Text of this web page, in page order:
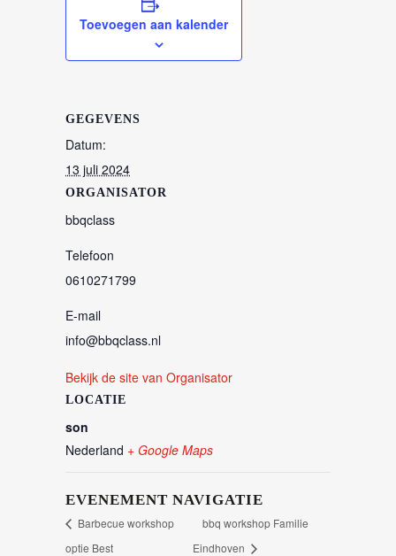
Toevoegen aan kalender
GEGEVENS
Datum:
13 juli 2024
LOCATIE
son
Nederland + Google Maps
ORGANISATOR
bbqclass
Telefoon
0610271799
E-mail
info@bbqclass.nl
Bekijk de site van Organisator
EVENEMENT NAVIGATIE
Barbecue workshop
optie Best
bbq workshop Familie
Eindhoven